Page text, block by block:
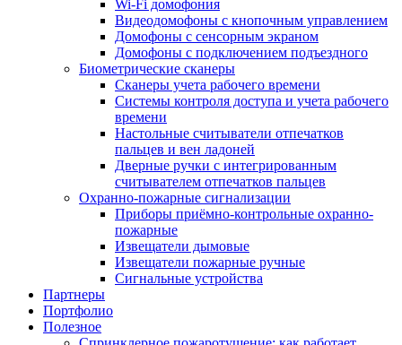
Wi-Fi домофония
Видеодомофоны с кнопочным управлением
Домофоны с сенсорным экраном
Домофоны с подключением подъездного
Биометрические сканеры
Сканеры учета рабочего времени
Системы контроля доступа и учета рабочего
времени
Настольные считыватели отпечатков
пальцев и вен ладоней
Дверные ручки с интегрированным
считывателем отпечатков пальцев
Охранно-пожарные сигнализации
Приборы приёмно-контрольные охранно-
пожарные
Извещатели дымовые
Извещатели пожарные ручные
Сигнальные устройства
Партнеры
Портфолио
Полезное